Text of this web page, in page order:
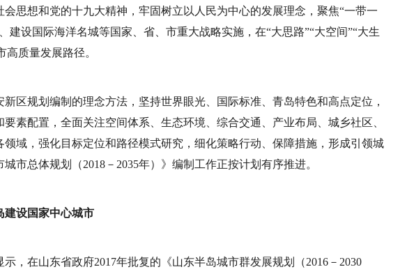
思想和党的十九大精神，牢固树立以人民为中心的发展理念，聚焦“一带一
建设国际海洋名城等国家、省、市重大战略实施，在“大思路”“大空间”“大生
高质量发展路径。
区规划编制的理念方法，坚持世界眼光、国际标准、青岛特色和高点定位，
素配置，全面关注空间体系、生态环境、综合交通、产业布局、城乡社区、
域，强化目标定位和路径模式研究，细化策略行动、保障措施，形成引领城
市总体规划（2018－2035年）》编制工作正按计划有序推进。
建设国家中心城市
，在山东省政府2017年批复的《山东半岛城市群发展规划（2016－2030